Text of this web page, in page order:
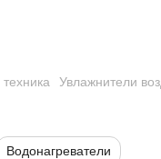
Увлажнители
Водонагреватели